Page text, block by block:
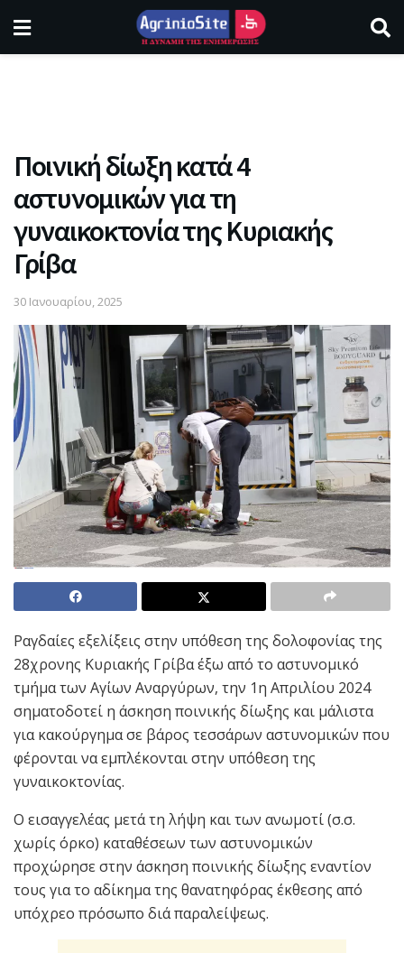
Ποινική δίωξη κατά 4
αστυνομικών για τη
γυναικοκτονία της Κυριακής
Γρίβα
30 Ιανουαρίου, 2025
Ραγδαίες εξελίξεις στην υπόθεση της δολοφονίας της
28χρονης Κυριακής Γρίβα έξω από το αστυνομικό
τμήμα των Αγίων Αναργύρων, την 1η Απριλίου 2024
σηματοδοτεί η άσκηση ποινικής δίωξης και μάλιστα
για κακούργημα σε βάρος τεσσάρων αστυνομικών που
φέρονται να εμπλέκονται στην υπόθεση της
γυναικοκτονίας.
Ο εισαγγελέας μετά τη λήψη και των ανωμοτί (σ.σ.
χωρίς όρκο) καταθέσεων των αστυνομικών
προχώρησε στην άσκηση ποινικής δίωξης εναντίον
τους για το αδίκημα της θανατηφόρας έκθεσης από
υπόχρεο πρόσωπο διά παραλείψεως.